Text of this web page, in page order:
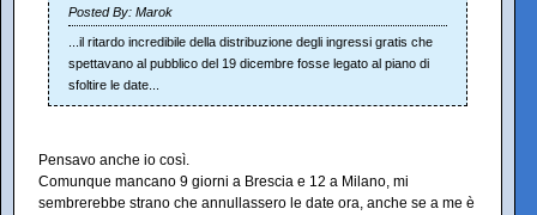
Posted By: Marok
...il ritardo incredibile della distribuzione degli ingressi gratis che
spettavano al pubblico del 19 dicembre fosse legato al piano di
sfoltire le date...
Pensavo anche io così.
Comunque mancano 9 giorni a Brescia e 12 a Milano, mi
sembrerebbe strano che annullassero le date ora, anche se a me è